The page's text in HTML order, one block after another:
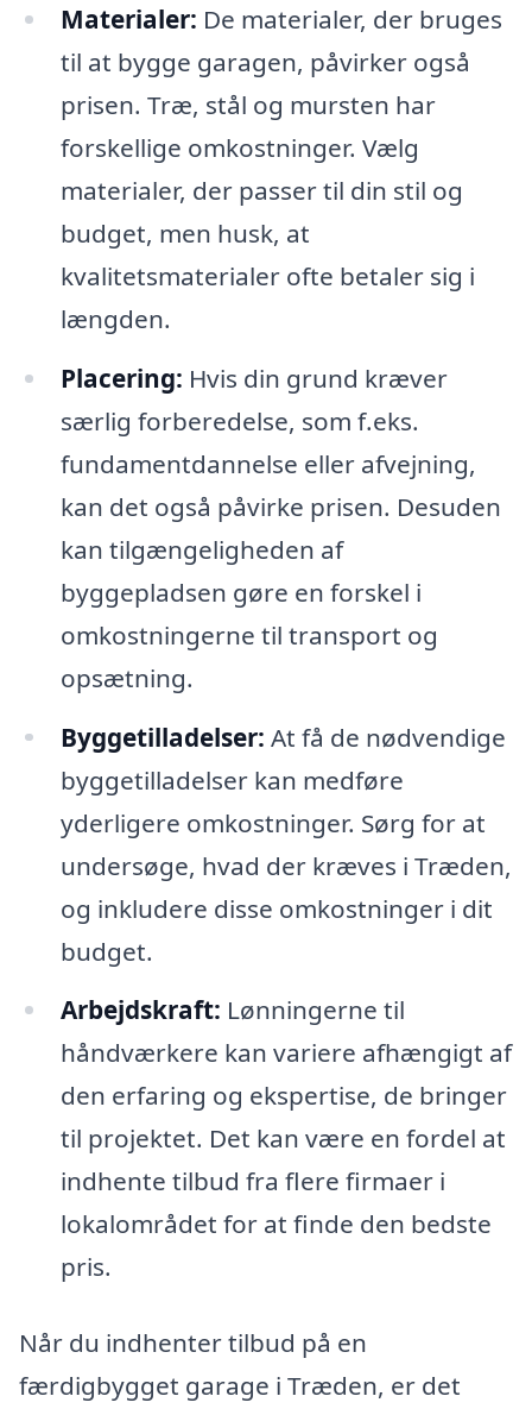
Materialer: De materialer, der bruges
til at bygge garagen, påvirker også
prisen. Træ, stål og mursten har
forskellige omkostninger. Vælg
materialer, der passer til din stil og
budget, men husk, at
kvalitetsmaterialer ofte betaler sig i
længden.
Placering: Hvis din grund kræver
særlig forberedelse, som f.eks.
fundamentdannelse eller afvejning,
kan det også påvirke prisen. Desuden
kan tilgængeligheden af
byggepladsen gøre en forskel i
omkostningerne til transport og
opsætning.
Byggetilladelser: At få de nødvendige
byggetilladelser kan medføre
yderligere omkostninger. Sørg for at
undersøge, hvad der kræves i Træden,
og inkludere disse omkostninger i dit
budget.
Arbejdskraft: Lønningerne til
håndværkere kan variere afhængigt af
den erfaring og ekspertise, de bringer
til projektet. Det kan være en fordel at
indhente tilbud fra flere firmaer i
lokalområdet for at finde den bedste
pris.
Når du indhenter tilbud på en
færdigbygget garage i Træden, er det